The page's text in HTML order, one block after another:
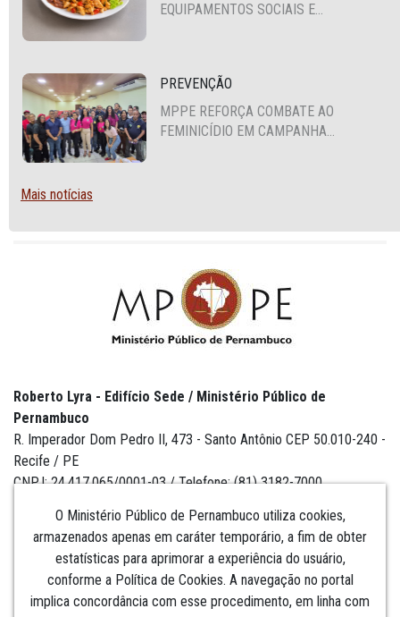
EQUIPAMENTOS SOCIAIS E
PREVENÇÃO
MPPE REFORÇA COMBATE AO
FEMINICÍDIO EM CAMPANHA
Mais notícias
O Ministério Público de Pernambuco utiliza cookies,
armazenados apenas em caráter temporário, a fim de obter
estatísticas para aprimorar a experiência do usuário,
conforme a Política de Cookies. A navegação no portal
implica concordância com esse procedimento, em linha com
Roberto Lyra - Edifício Sede / Ministério Público de
Pernambuco
R. Imperador Dom Pedro II, 473 - Santo Antônio CEP 50.010-240 -
Recife / PE
CNPJ: 24.417.065/0001-03 / Telefone: (81) 3182-7000
Institucional
Comunicação